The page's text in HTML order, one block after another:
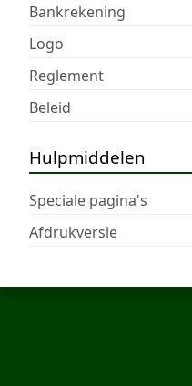
Bankrekening
Logo
Reglement
Beleid
Hulpmiddelen
Speciale pagina's
Afdrukversie